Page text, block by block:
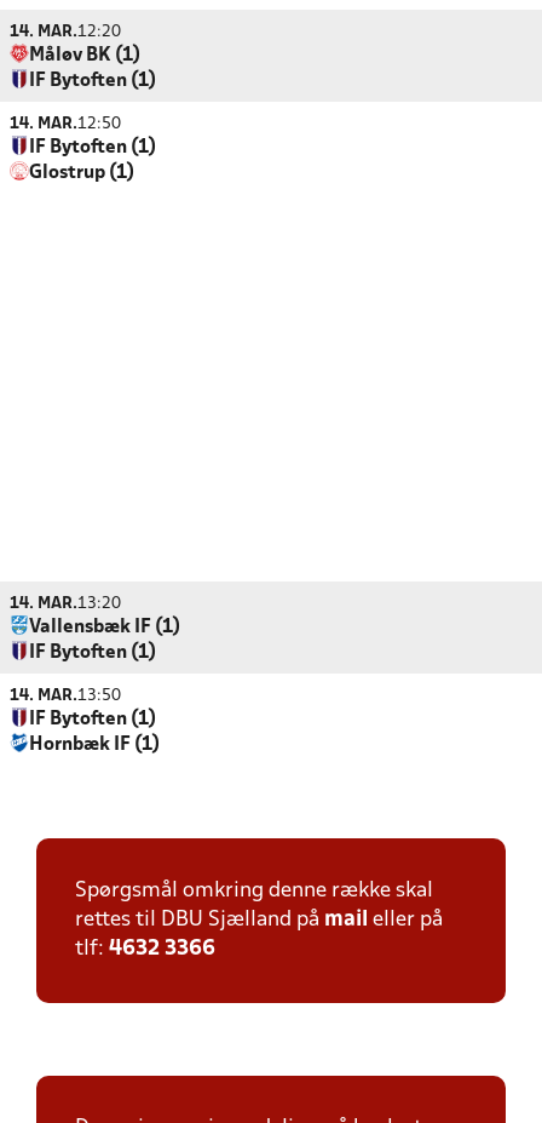
14. MAR.12:20
Måløv BK (1)
IF Bytoften (1)
14. MAR.12:50
IF Bytoften (1)
Glostrup (1)
14. MAR.13:20
Vallensbæk IF (1)
IF Bytoften (1)
14. MAR.13:50
IF Bytoften (1)
Hornbæk IF (1)
Spørgsmål omkring denne række skal
rettes til DBU Sjælland på mail eller på
tlf: 4632 3366